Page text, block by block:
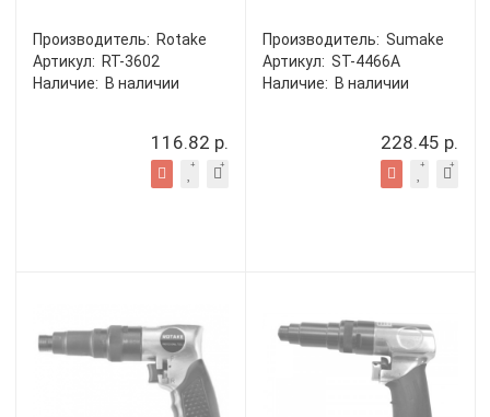
Производитель: Rotake
Артикул: RT-3602
Наличие: В наличии
116.82 р.
Производитель: Sumake
Артикул: ST-4466A
Наличие: В наличии
228.45 р.